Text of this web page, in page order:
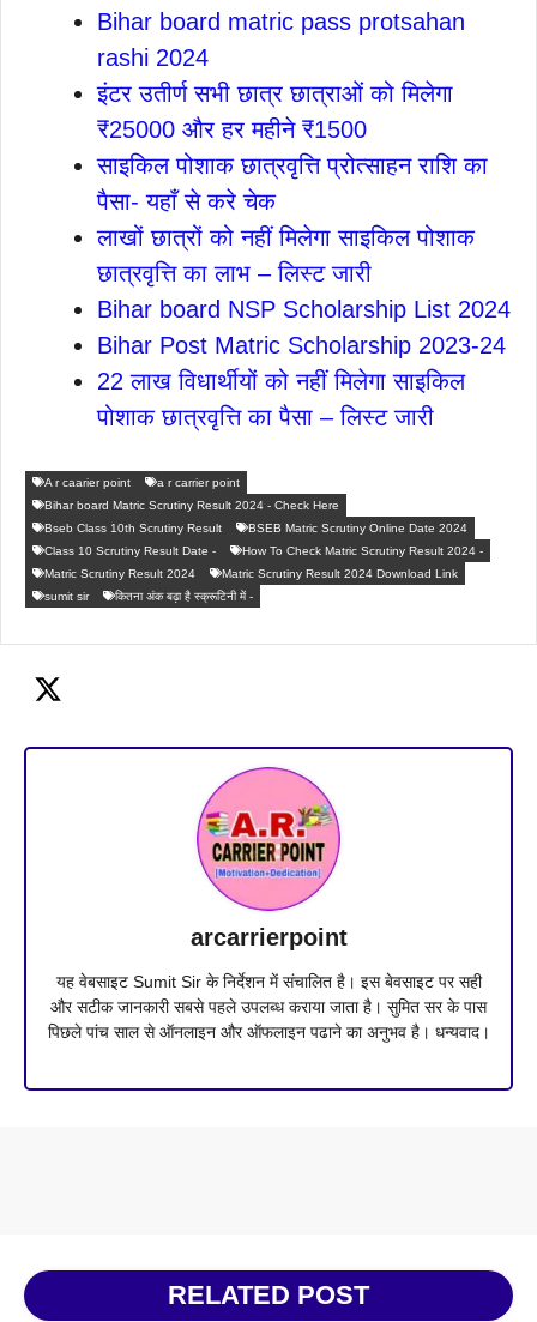
Bihar board matric pass protsahan
rashi 2024
इंटर उतीर्ण सभी छात्र छात्राओं को मिलेगा
₹25000 और हर महीने ₹1500
साइकिल पोशाक छात्रवृत्ति प्रोत्साहन राशि का
पैसा- यहाँ से करे चेक
लाखों छात्रों को नहीं मिलेगा साइकिल पोशाक
छात्रवृत्ति का लाभ – लिस्ट जारी
Bihar board NSP Scholarship List 2024
Bihar Post Matric Scholarship 2023-24
22 लाख विधार्थीयों को नहीं मिलेगा साइकिल
पोशाक छात्रवृत्ति का पैसा – लिस्ट जारी
A r caarier point
a r carrier point
Bihar board Matric Scrutiny Result 2024 - Check Here
Bseb Class 10th Scrutiny Result
BSEB Matric Scrutiny Online Date 2024
Class 10 Scrutiny Result Date -
How To Check Matric Scrutiny Result 2024 -
Matric Scrutiny Result 2024
Matric Scrutiny Result 2024 Download Link
sumit sir
कितना अंक बढ़ा है स्क्रूटिनी में -
arcarrierpoint
यह वेबसाइट Sumit Sir के निर्देशन में संचालित है। इस बेवसाइट पर सही
और सटीक जानकारी सबसे पहले उपलब्ध कराया जाता है। सुमित सर के पास
पिछले पांच साल से ऑनलाइन और ऑफलाइन पढाने का अनुभव है। धन्यवाद।
RELATED POST